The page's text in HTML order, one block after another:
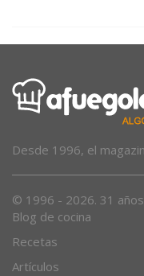
Desde 1996, el
© 1996 - 2026. 31
Blog de cocina
Recetas
Artículos